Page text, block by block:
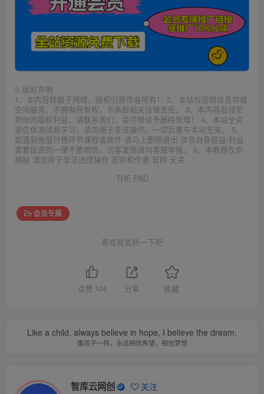
© 版权声明
1、本内容转载于网络，版权归原作者所有！ 2、本站仅提供信息存储
空间服务，不拥有所有权，不承担相关法律责任。 3、本内容若侵犯
到你的版权利益，请联系我们，会尽快给予删除处理！ 4、本站全资
源仅供测试和学习，请勿用于非法操作，一切后果与本站无关。 5、
如遇到充值付费环节课程或软件 请马上删除退出 涉及自身权益/利益
需要投资的一律不要相信，访客发现请向客服举报。 6、本教程仅供
揭秘 请勿用于非法违规操作 否则和作者 官网 无关
THE END
会员专属
喜欢就支持一下吧
点赞 104 分享 收藏
Like a child, always believe in hope, I believe the dream.
像孩子一样，永远相信希望，相信梦想
智库云网创 关注